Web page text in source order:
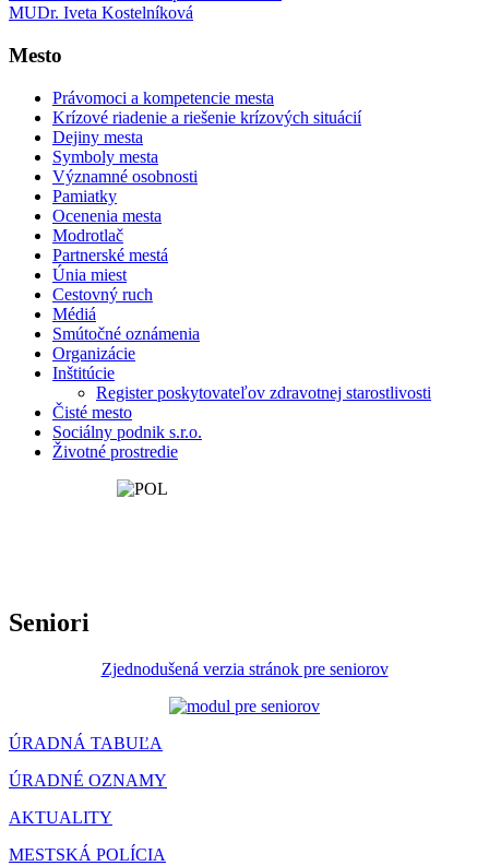
MUDr. Iveta Kostelníková
Mesto
Právomoci a kompetencie mesta
Krízové riadenie a riešenie krízových situácií
Dejiny mesta
Symboly mesta
Významné osobnosti
Pamiatky
Ocenenia mesta
Modrotlač
Partnerské mestá
Únia miest
Cestovný ruch
Médiá
Smútočné oznámenia
Organizácie
Inštitúcie
Register poskytovateľov zdravotnej starostlivosti
Čisté mesto
Sociálny podnik s.r.o.
Životné prostredie
Seniori
Zjednodušená verzia stránok pre seniorov
ÚRADNÁ TABUĽA
ÚRADNÉ OZNAMY
AKTUALITY
MESTSKÁ POLÍCIA